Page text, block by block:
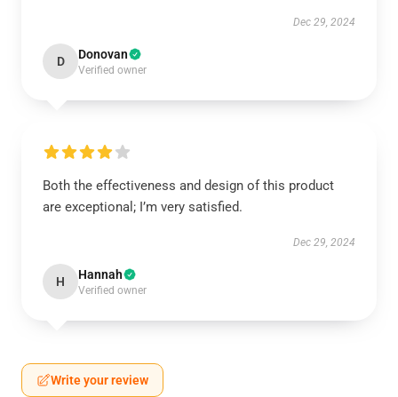
Dec 29, 2024
D Donovan
Verified owner
Both the effectiveness and design of this product
are exceptional; I’m very satisfied.
Dec 29, 2024
H Hannah
Verified owner
Write your review